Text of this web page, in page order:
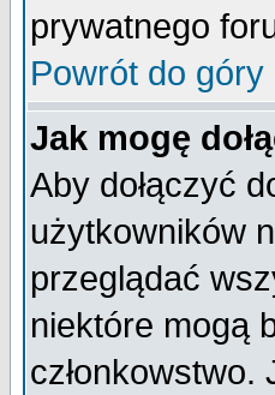
prywatnego
Powrót do góry
Jak mogę
Aby dołączyć
użytkowników
przeglądać
niektóre mogą